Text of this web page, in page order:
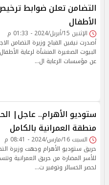
التضامن تعلن ضوابط
الأطفال
الإثنين 15/أبريل/2024 - 01:33 م
أصدرت نيفين القباج وزيرة التضامن
البيوت الصغيرة المنشأة لرعاية
عن مؤسسات الرعاية ال…
ستوديو الأهرام.. عاجل|
منطقة العمرانية بالكامل
السبت 16/مارس/2024 - 08:41 م
حريق ستوديو الأهرام وجهت وزيرة
للأسر المضارة من حريق العمرانية
لحصر الخسائر وتوفير ت…